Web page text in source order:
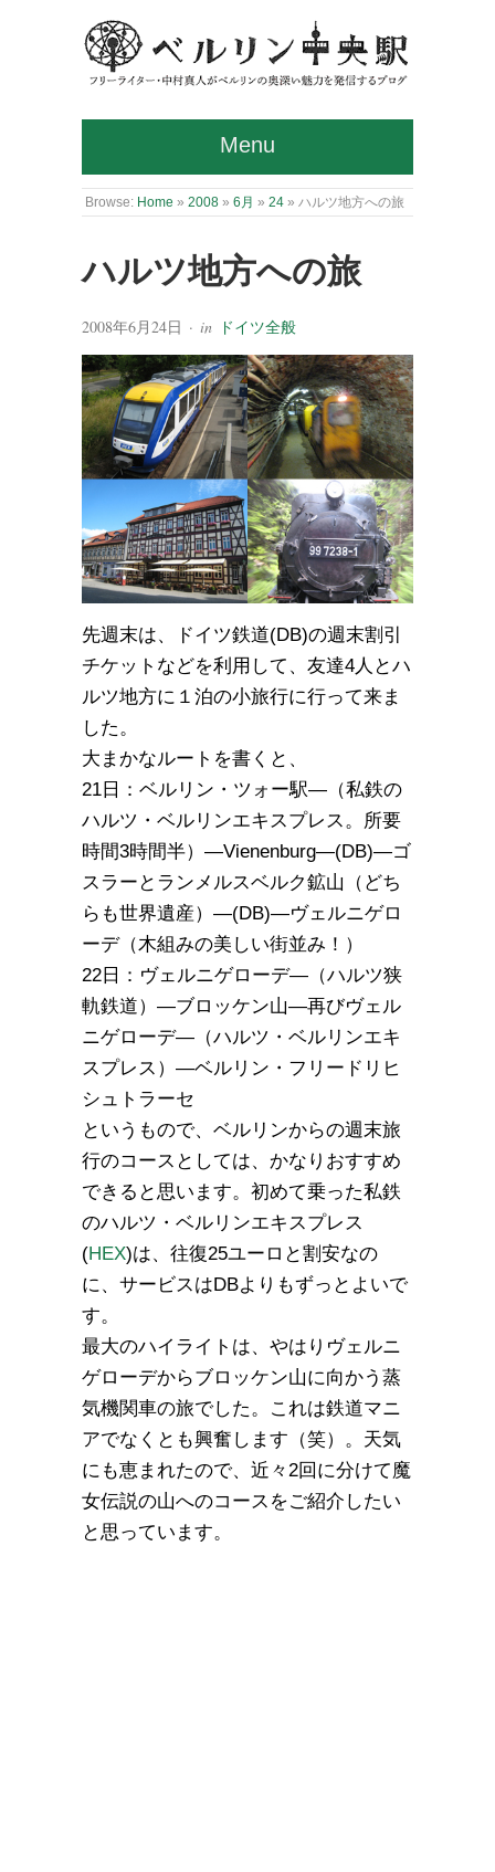
Menu
Browse: Home » 2008 » 6月 » 24 » ハルツ地方への旅
ハルツ地方への旅
2008年6月24日 · in ドイツ全般
先週末は、ドイツ鉄道(DB)の週末割引
チケットなどを利用して、友達4人とハ
ルツ地方に１泊の小旅行に行って来ま
した。
大まかなルートを書くと、
21日：ベルリン・ツォー駅―（私鉄の
ハルツ・ベルリンエキスプレス。所要
時間3時間半）―Vienenburg―(DB)―ゴ
スラーとランメルスベルク鉱山（どち
らも世界遺産）―(DB)―ヴェルニゲロ
ーデ（木組みの美しい街並み！）
22日：ヴェルニゲローデ―（ハルツ狭
軌鉄道）―ブロッケン山―再びヴェル
ニゲローデ―（ハルツ・ベルリンエキ
スプレス）―ベルリン・フリードリヒ
シュトラーセ
というもので、ベルリンからの週末旅
行のコースとしては、かなりおすすめ
できると思います。初めて乗った私鉄
のハルツ・ベルリンエキスプレス
(HEX)は、往復25ユーロと割安なの
に、サービスはDBよりもずっとよいで
す。
最大のハイライトは、やはりヴェルニ
ゲローデからブロッケン山に向かう蒸
気機関車の旅でした。これは鉄道マニ
アでなくとも興奮します（笑）。天気
にも恵まれたので、近々2回に分けて魔
女伝説の山へのコースをご紹介したい
と思っています。